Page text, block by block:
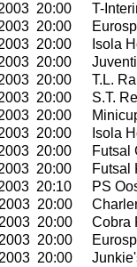
20:00
T-
20:00
20:00
Isola
20:00
20:00
T.L.
20:00
S.T.
20:00
20:00
Isola
20:00
Futsal
20:00
Futsal
20:10
PS
20:00
20:00
Cobra
20:00
20:00